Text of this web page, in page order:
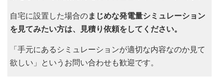
自宅に設置した場合のまじめな発電量シミュレーション
を見てみたい方は、見積り依頼をしてください。
「手元にあるシミュレーションが適切な内容なのか見て
欲しい」というお問い合わせも歓迎です。